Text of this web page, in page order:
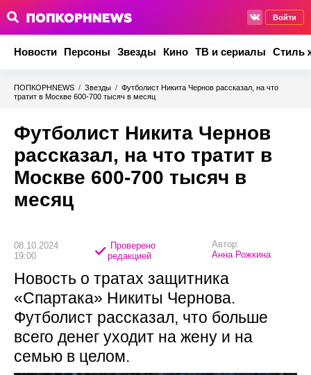
Войти
Новости Персоны Звезды Кино ТВ и сериалы Стиль
ПОПКОРНNEWS / Звезды / Футболист Никита Чернов рассказал, на что
тратит в Москве 600-700 тысяч в месяц
Футболист Никита Чернов
рассказал, на что тратит в
Москве 600-700 тысяч в
месяц
08.10.2024
19:00
Проверено
редакцией
Автор:
Анна Рожкина
Новость о тратах защитника
«Спартака» Никиты Чернова.
Футболист рассказал, что больше
всего денег уходит на жену и на
семью в целом.